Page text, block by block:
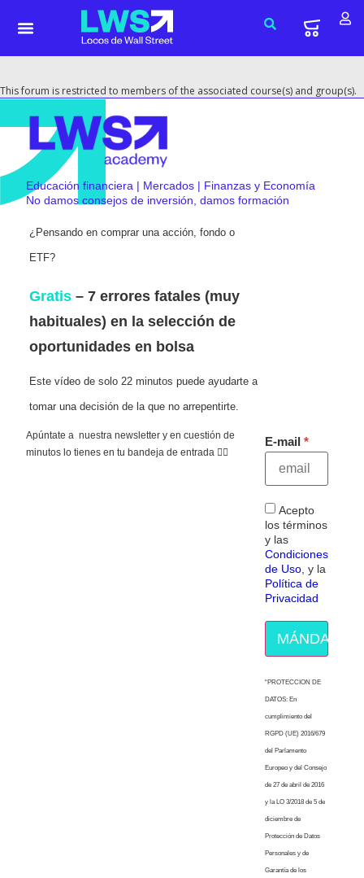
This forum is restricted to members of the associated course(s) and group(s).
Educación financiera | Mercados | Finanzas y Economía
No damos consejos de inversión, damos formación
¿Pensando en comprar una acción, fondo o
ETF?
Gratis – 7 errores fatales (muy
habituales) en la selección de
oportunidades en bolsa
Este vídeo de solo 22 minutos puede ayudarte a
tomar una decisión de la que no arrepentirte.
Apúntate a nuestra newsletter y en cuestión de
minutos lo tienes en tu bandeja de entrada 👇🏻
E-mail
Acepto
los términos
y las
Condiciones
de Uso, y la
Política de
Privacidad
MÁNDAME
“PROTECCION DE
DATOS: En
cumplimiento del
RGPD (UE) 2016/679
del Parlamento
Europeo y del Consejo
de 27 de abril de 2016
y la LO 3/2018 de 5 de
diciembre de
Protección de Datos
Personales y de
Garantía de los